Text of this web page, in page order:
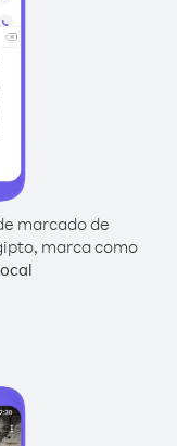
marcado de
marca como